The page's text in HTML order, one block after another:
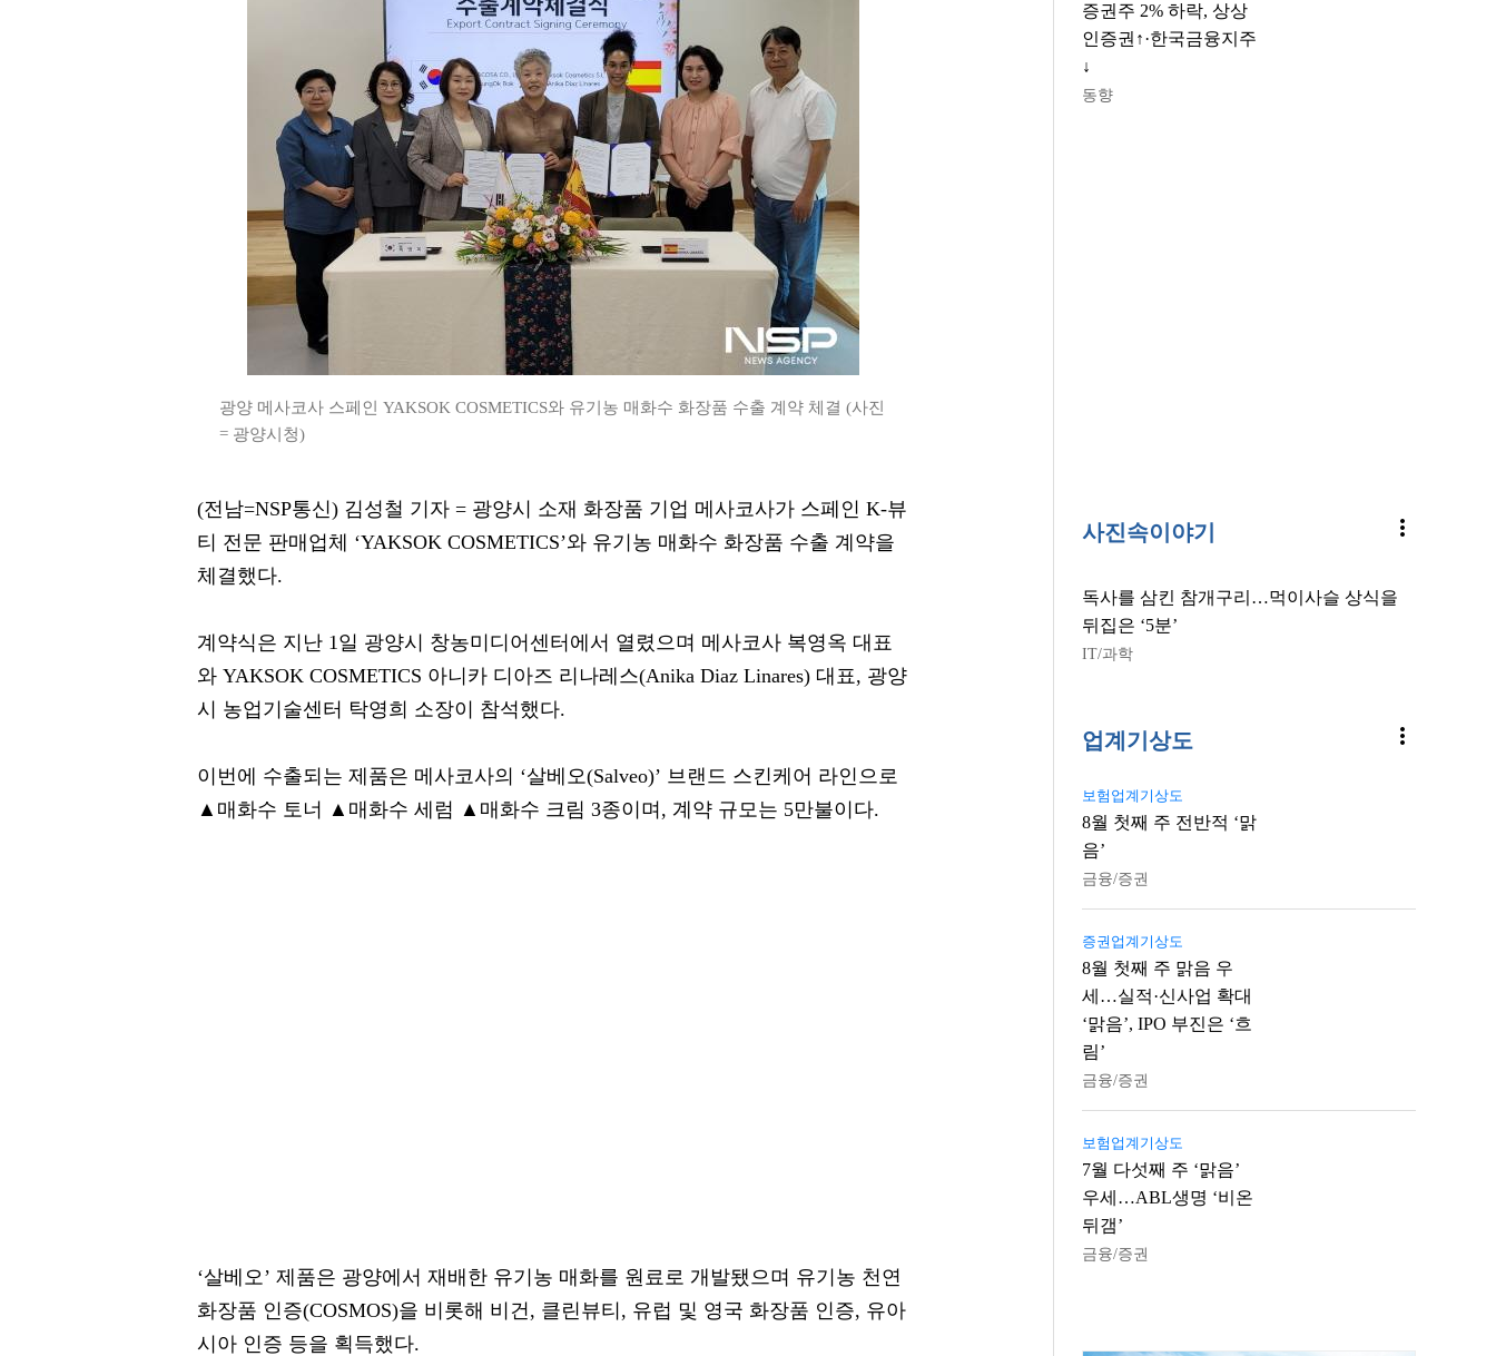
광양 메사코사 스페인 YAKSOK COSMETICS와 유기농 매화수 화장품 수출 계약 체결 (사진
= 광양시청)
(전남=NSP통신) 김성철 기자 = 광양시 소재 화장품 기업 메사코사가 스페인 K-뷰
티 전문 판매업체 ‘YAKSOK COSMETICS’와 유기농 매화수 화장품 수출 계약을
체결했다.
계약식은 지난 1일 광양시 창농미디어센터에서 열렸으며 메사코사 복영옥 대표
와 YAKSOK COSMETICS 아니카 디아즈 리나레스(Anika Diaz Linares) 대표, 광양
시 농업기술센터 탁영희 소장이 참석했다.
이번에 수출되는 제품은 메사코사의 ‘살베오(Salveo)’ 브랜드 스킨케어 라인으로
▲매화수 토너 ▲매화수 세럼 ▲매화수 크림 3종이며, 계약 규모는 5만불이다.
‘살베오’ 제품은 광양에서 재배한 유기농 매화를 원료로 개발됐으며 유기농 천연
화장품 인증(COSMOS)을 비롯해 비건, 클린뷰티, 유럽 및 영국 화장품 인증, 유아
시아 인증 등을 획득했다.
증권주 2% 하락, 상상
인증권↑·한국금융지주
↓
동향
사진속이야기 more_vert
독사를 삼킨 참개구리…먹이사슬 상식을
뒤집은 ‘5분’
IT/과학
업계기상도 more_vert
보험업계기상도
8월 첫째 주 전반적 ‘맑
음’
금융/증권
증권업계기상도
8월 첫째 주 맑음 우
세…실적·신사업 확대
‘맑음’, IPO 부진은 ‘흐
림’
금융/증권
보험업계기상도
7월 다섯째 주 ‘맑음’
우세…ABL생명 ‘비온
뒤갬’
금융/증권